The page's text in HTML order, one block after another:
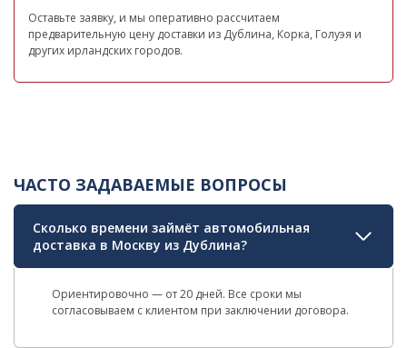
Оставьте заявку, и мы оперативно рассчитаем
предварительную цену доставки из Дублина, Корка, Голуэя и
других ирландских городов.
ЧАСТО ЗАДАВАЕМЫЕ ВОПРОСЫ
Сколько времени займёт автомобильная
доставка в Москву из Дублина?
Ориентировочно — от 20 дней. Все сроки мы
согласовываем с клиентом при заключении договора.